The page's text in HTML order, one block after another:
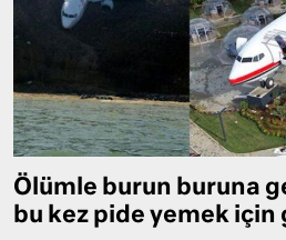
Ölümle burun buruna
bu kez pide yemek